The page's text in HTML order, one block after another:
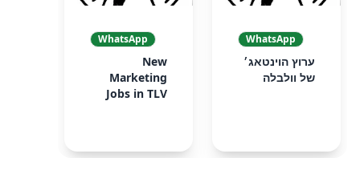
WhatsApp
ערוץ הוינטאג׳
של וולבלה
WhatsApp
New
Marketing
Jobs in TLV